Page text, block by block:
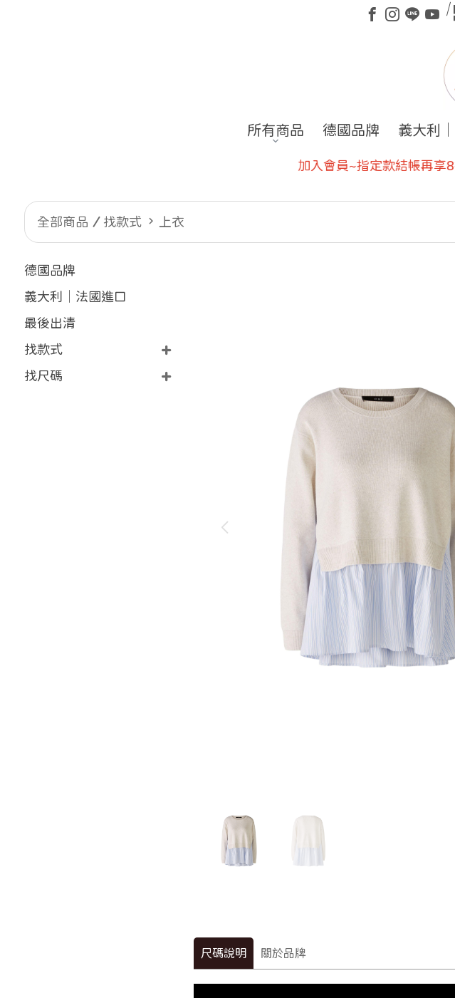
所有商品 德國品牌 義大利
全部商品 找款式 上衣
德國品牌
義大利｜法國進口
最後出清
找款式
找尺碼
尺碼說明 關於品牌